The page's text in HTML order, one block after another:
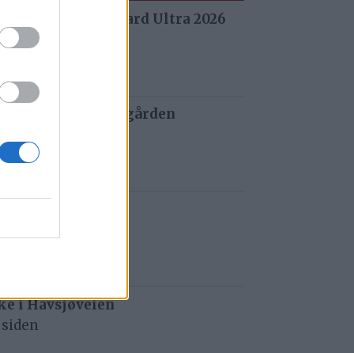
fra Stuggu Backyard Ultra 2026
siden
og tau redder de gården
i Havsjøveien